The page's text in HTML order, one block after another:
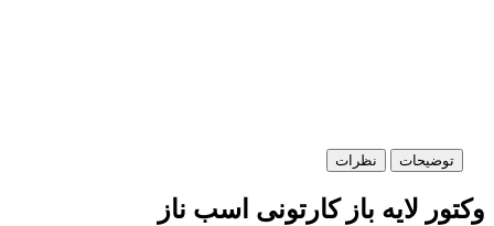
توضیحات نظرات
وکتور لایه باز کارتونی اسب ناز